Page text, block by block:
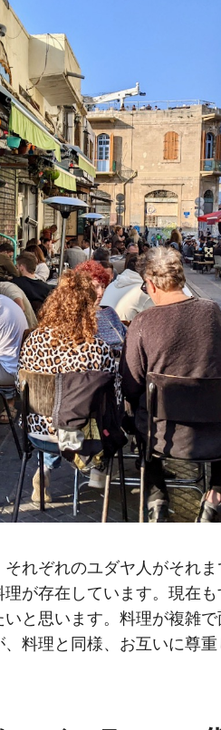
れぞれのユダヤ人がそれ
が存在しています。現在
と思います。料理が複雑
料理と同様、お互いに尊